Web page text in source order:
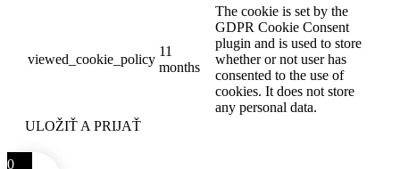
viewed_cookie_policy
11
months
The cookie is set by the
GDPR Cookie Consent
plugin and is used to store
whether or not user has
consented to the use of
cookies. It does not store
any personal data.
ULOŽIŤ A PRIJAŤ
0